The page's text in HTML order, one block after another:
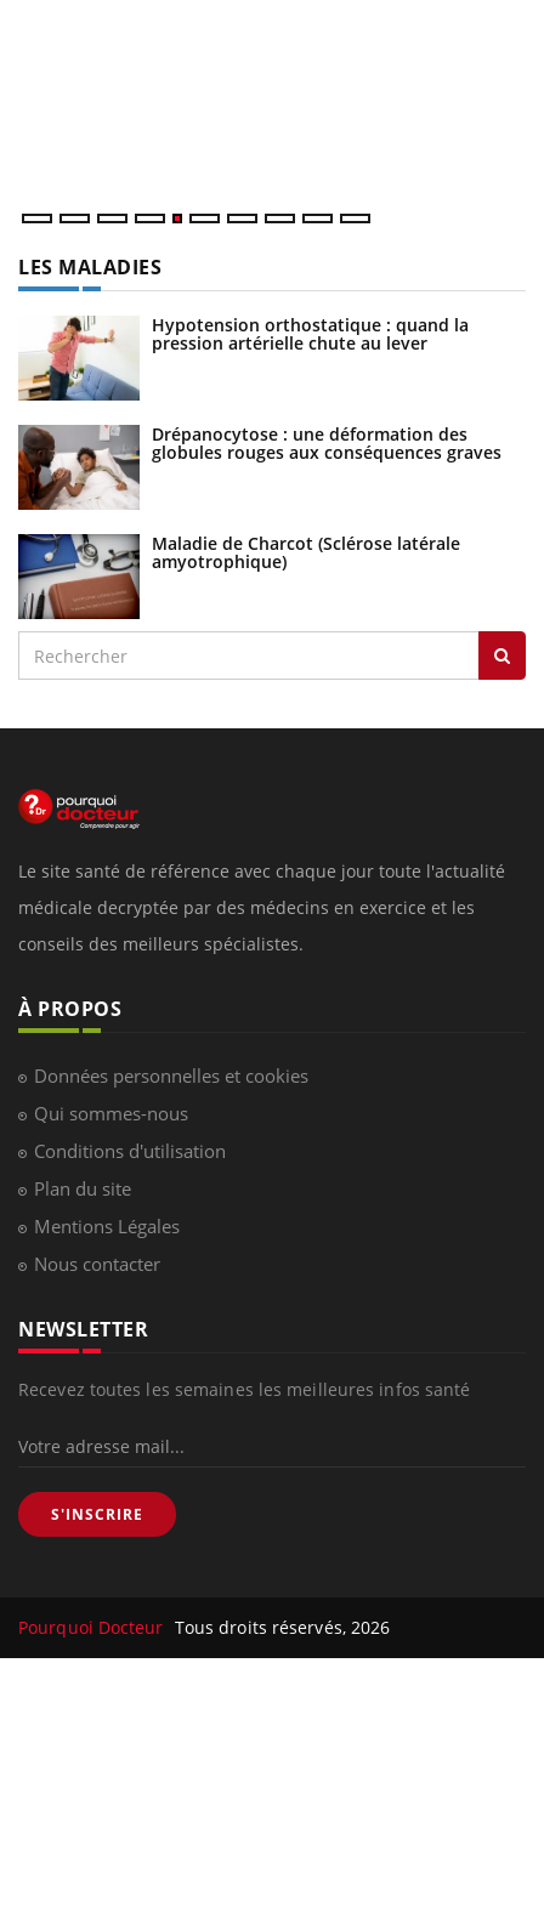
LES MALADIES
Hypotension orthostatique : quand la
pression artérielle chute au lever
Drépanocytose : une déformation des
globules rouges aux conséquences graves
Maladie de Charcot (Sclérose latérale
amyotrophique)
Le site santé de référence avec chaque jour toute l'actualité
médicale decryptée par des médecins en exercice et les
conseils des meilleurs spécialistes.
À PROPOS
Données personnelles et cookies
Qui sommes-nous
Conditions d'utilisation
Plan du site
Mentions Légales
Nous contacter
NEWSLETTER
Recevez toutes les semaines les meilleures infos santé
S'INSCRIRE
Pourquoi Docteur Tous droits réservés, 2026